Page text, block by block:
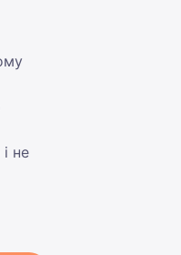
не